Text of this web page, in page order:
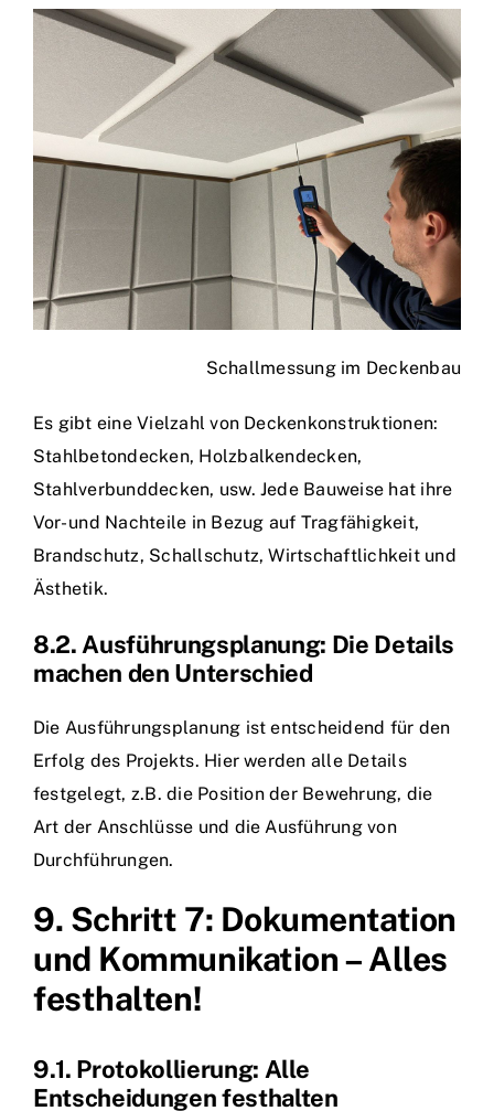
Schallmessung im Deckenbau
Es gibt eine Vielzahl von Deckenkonstruktionen:
Stahlbetondecken, Holzbalkendecken,
Stahlverbunddecken, usw. Jede Bauweise hat ihre
Vor- und Nachteile in Bezug auf Tragfähigkeit,
Brandschutz, Schallschutz, Wirtschaftlichkeit und
Ästhetik.
8.2. Ausführungsplanung: Die Details
machen den Unterschied
Die Ausführungsplanung ist entscheidend für den
Erfolg des Projekts. Hier werden alle Details
festgelegt, z.B. die Position der Bewehrung, die
Art der Anschlüsse und die Ausführung von
Durchführungen.
9. Schritt 7: Dokumentation
und Kommunikation – Alles
festhalten!
9.1. Protokollierung: Alle
Entscheidungen festhalten